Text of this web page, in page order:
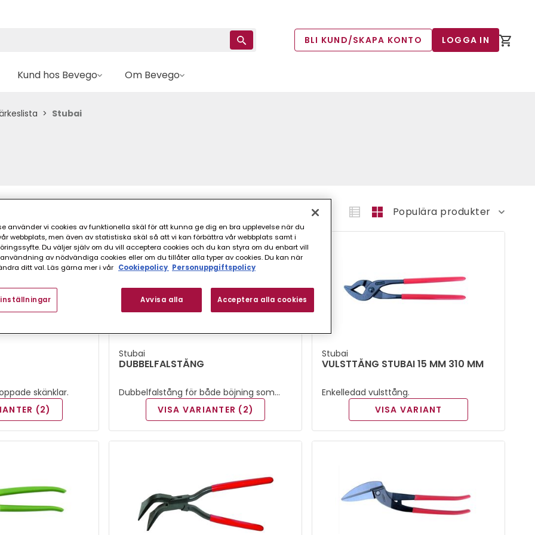
BLI KUND/SKAPA KONTO LOGGA IN
Kund hos Bevego Om Bevego
Stubai
skänklar.
(2)
Stubai
DUBBELFALSTÅNG
Dubbelfalstång för både böjning som
tilltryckning av enkel och dubbelfals.
Doppade skänklar.
VISA VARIANTER (2)
Stubai
VULSTTÅNG STUBAI 15 MM 310 MM
Enkelledad vulsttång.
VISA VARIANT
använder vi cookies av funktionella skäl för att kunna ge dig en bra upplevelse när du
webbplats, men även av statistiska skäl så att vi kan förbättra vår webbplats samt i
Du väljer själv om du vill acceptera cookies och du kan styra om du enbart vill
av nödvändiga cookies eller om du tillåter alla typer av cookies. Du kan när
ditt val. Läs gärna mer i vår Cookiepolicy Personuppgiftspolicy
Avvisa alla Acceptera alla cookies